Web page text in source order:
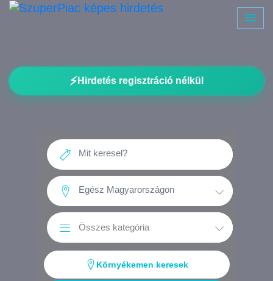
⚡Hirdetés regisztráció nélkül
Környékemen keresek